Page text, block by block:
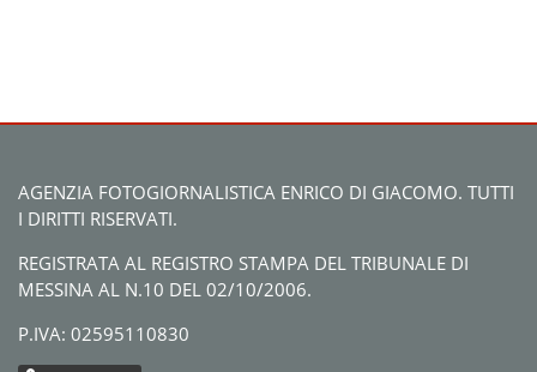
AGENZIA FOTOGIORNALISTICA ENRICO DI GIACOMO. TUTTI
I DIRITTI RISERVATI.
REGISTRATA AL REGISTRO STAMPA DEL TRIBUNALE DI
MESSINA AL N.10 DEL 02/10/2006.
P.IVA: 02595110830